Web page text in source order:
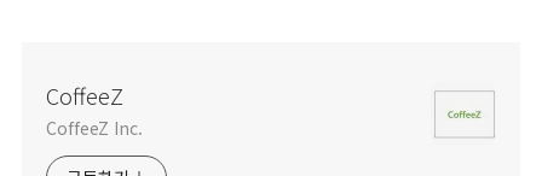
CoffeeZ
CoffeeZ Inc.